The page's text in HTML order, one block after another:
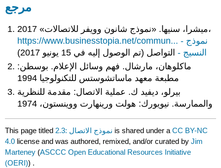
مرجع
ميشرا، سنيها. «نموذج شانون وويفر للاتصالات» 2017،
https://www.businesstopia.net/commun... - نموذج
النسيج -التواصل (تم الوصول إليه في 15 يونيو 2017)
ماكلوهان، مارشال. فهم وسائل الإعلام. بوسطن:
مطبعة معهد ماساتشوستس للتكنولوجيا 1994
بيرلو، ديفيد ك. عملية الاتصال: مقدمة للنظرية
والممارسة. نيويورك: هولت ورينهارت ووينستون، 1974
This page titled 2.3: نموذج الاتصال is shared under aCC BY-NC
4.0 license and was authored, remixed, and/or curated byJim
Marteney (ASCCC Open Educational Resources Initiative
(OERI)) .